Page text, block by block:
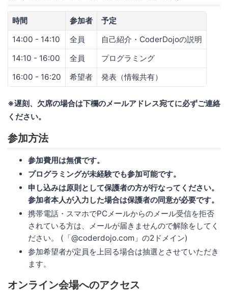
時間 参加者
予定
14:00 - 14:10
全員
自己紹介・CoderDojoの説明
14:10 - 16:00
全員
プログラミング
16:00 - 16:20
希望者 発表（情報共有）
※遅刻、欠席の場合は下欄のメールアドレス宛てに必ずご連絡
ください。
参加方法
参加費用は無償です。
プログラミングが未経験でも参加可能です。
申し込みは原則として保護者の方が行なってください。
参加者本人が入力した場合は保護者の同意が必要です。
携帯電話・スマホでPCメールからのメール受信を拒否
されている方は、メールが届きませんので解除をしてく
ださい。 (「@coderdojo.com」の2ドメイン)
参加希望者が定員を上回る場合は抽選とさせていただき
ます。
オンライン会場へのアクセス